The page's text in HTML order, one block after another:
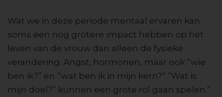
Wat we in deze periode mentaal ervaren kan
soms een nog grotere impact hebben op het
leven van de vrouw dan alleen de fysieke
verandering. Angst, hormonen, maar ook “wie
ben ik?” en “wat ben ik in mijn kern?” “Wat is
mijn doel?” kunnen een grote rol gaan spelen.”